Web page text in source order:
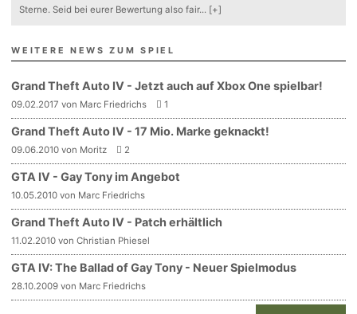
Sterne. Seid bei eurer Bewertung also fair... [+]
WEITERE NEWS ZUM SPIEL
Grand Theft Auto IV - Jetzt auch auf Xbox One spielbar!
09.02.2017 von Marc Friedrichs 1
Grand Theft Auto IV - 17 Mio. Marke geknackt!
09.06.2010 von Moritz 2
GTA IV - Gay Tony im Angebot
10.05.2010 von Marc Friedrichs
Grand Theft Auto IV - Patch erhältlich
11.02.2010 von Christian Phiesel
GTA IV: The Ballad of Gay Tony - Neuer Spielmodus
28.10.2009 von Marc Friedrichs